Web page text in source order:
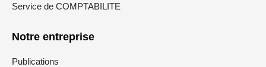
Service de COMPTABILITE
Notre entreprise
Publications